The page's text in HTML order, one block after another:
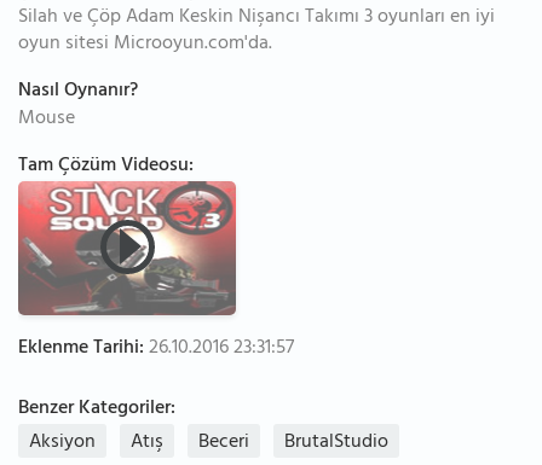
Silah ve Çöp Adam Keskin Nişancı Takımı 3 oyunları en iyi
oyun sitesi Microoyun.com'da.
Nasıl Oynanır?
Mouse
Tam Çözüm Videosu:
Eklenme Tarihi:26.10.2016 23:31:57
Benzer Kategoriler:
Aksiyon
Atış Beceri
BrutalStudio